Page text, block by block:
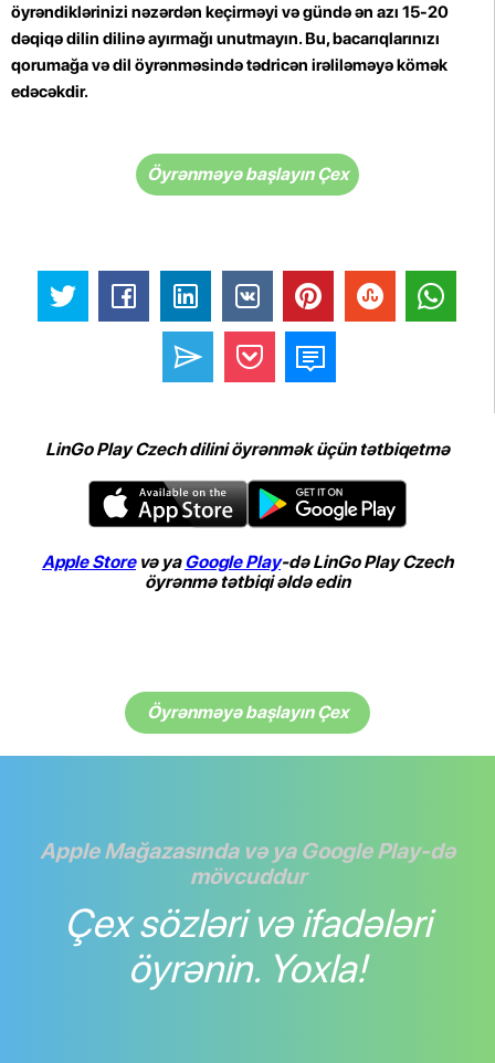
öyrəndiklərinizi nəzərdən keçirməyi və gündə ən azı 15-20
dəqiqə dilin dilinə ayırmağı unutmayın. Bu, bacarıqlarınızı
qorumağa və dil öyrənməsində tədricən irəliləməyə kömək
edəcəkdir.
Öyrənməyə başlayın Çex
LinGo Play Czech dilini öyrənmək üçün tətbiqetmə
Apple Storevə yaGoogle Play-də LinGo Play Czech
öyrənmə tətbiqi əldə edin
Öyrənməyə başlayın Çex
Apple Mağazasında və ya Google Play-də
mövcuddur
Çex sözləri və ifadələri
öyrənin. Yoxla!